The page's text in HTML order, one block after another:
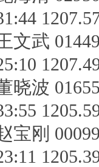
文武
晓波
宝刚